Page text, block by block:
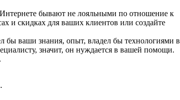
бывают не лояльными по отношение к
и скидках для ваших клиентов или создайте
бы ваши знания, опыт, владел бы технологиями в
значит, он нуждается в вашей помощи.